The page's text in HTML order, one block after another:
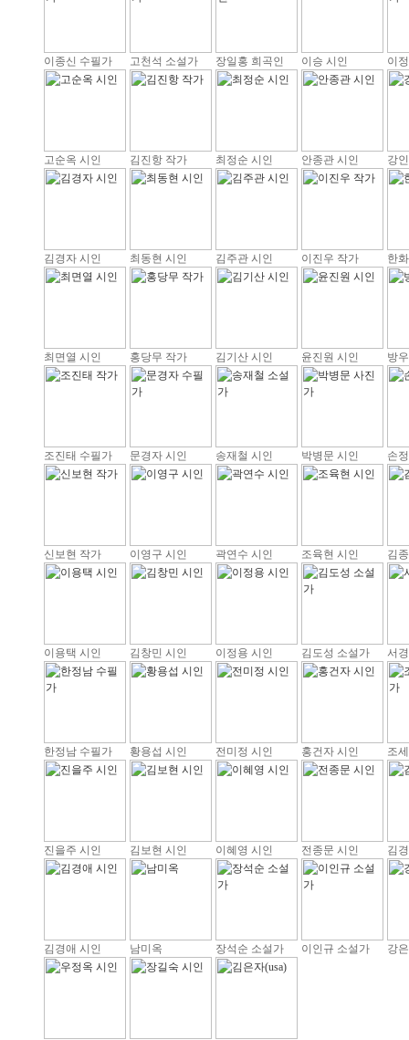
이종신 수필가 고천석 소설가 장일홍 희곡인 이승 시인 이
고순옥 시인 김진항 작가 최정순 시인 안종관 시인 강
김경자 시인 최동현 시인 김주관 시인 이진우 작가 한
최면열 시인 홍당무 작가 김기산 시인 윤진원 시인 방
조진태 수필가 문경자 시인 송재철 시인 박병문 시인 손
신보현 작가 이영구 시인 곽연수 시인 조육현 시인 김
이용택 시인 김창민 시인 이정용 시인 김도성 소설가 서
한정남 수필가 황용섭 시인 전미정 시인 홍건자 시인 조
진을주 시인 김보현 시인 이혜영 시인 전종문 시인 김
김경애 시인 남미옥 장석순 소설가 이인규 소설가 강